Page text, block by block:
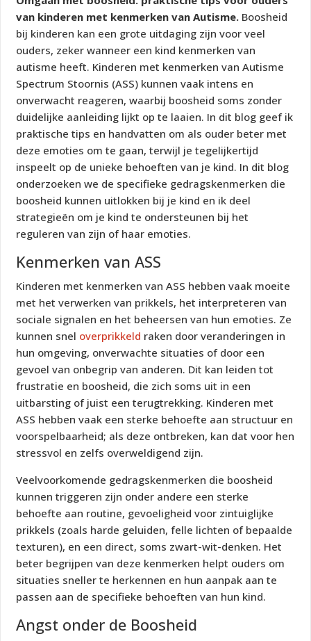
van kinderen met kenmerken van Autisme. Boosheid
bij kinderen kan een grote uitdaging zijn voor veel
ouders, zeker wanneer een kind kenmerken van
autisme heeft. Kinderen met kenmerken van Autisme
Spectrum Stoornis (ASS) kunnen vaak intens en
onverwacht reageren, waarbij boosheid soms zonder
duidelijke aanleiding lijkt op te laaien. In dit blog geef ik
praktische tips en handvatten om als ouder beter met
deze emoties om te gaan, terwijl je tegelijkertijd
inspeelt op de unieke behoeften van je kind. In dit blog
onderzoeken we de specifieke gedragskenmerken die
boosheid kunnen uitlokken bij je kind en ik deel
strategieën om je kind te ondersteunen bij het
reguleren van zijn of haar emoties.
Kenmerken van ASS
Kinderen met kenmerken van ASS hebben vaak moeite
met het verwerken van prikkels, het interpreteren van
sociale signalen en het beheersen van hun emoties. Ze
kunnen snel overprikkeld raken door veranderingen in
hun omgeving, onverwachte situaties of door een
gevoel van onbegrip van anderen. Dit kan leiden tot
frustratie en boosheid, die zich soms uit in een
uitbarsting of juist een terugtrekking. Kinderen met
ASS hebben vaak een sterke behoefte aan structuur en
voorspelbaarheid; als deze ontbreken, kan dat voor hen
stressvol en zelfs overweldigend zijn.
Veelvoorkomende gedragskenmerken die boosheid
kunnen triggeren zijn onder andere een sterke
behoefte aan routine, gevoeligheid voor zintuiglijke
prikkels (zoals harde geluiden, felle lichten of bepaalde
texturen), en een direct, soms zwart-wit-denken. Het
beter begrijpen van deze kenmerken helpt ouders om
situaties sneller te herkennen en hun aanpak aan te
passen aan de specifieke behoeften van hun kind.
Angst onder de Boosheid